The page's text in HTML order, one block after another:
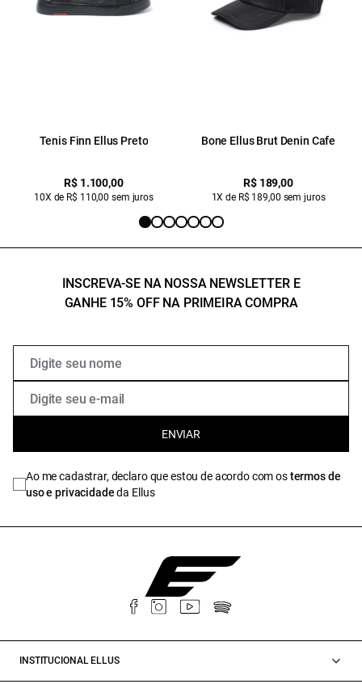
Tenis Finn Ellus Preto
R$ 1.100,00
10X de R$ 110,00 sem juros
Bone Ellus Brut Denin Cafe
R$ 189,00
1X de R$ 189,00 sem juros
INSCREVA-SE NA NOSSA NEWSLETTER E
GANHE 15% OFF NA PRIMEIRA COMPRA
ENVIAR
Ao me cadastrar, declaro que estou de acordo com ostermos de
uso e privacidadeda Ellus
INSTITUCIONAL ELLUS